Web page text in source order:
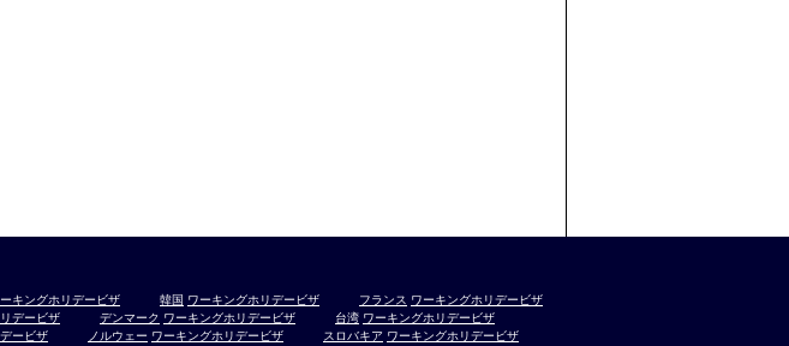
キングホリデービザ 韓国 ワーキングホリデービザ フランス ワーキングホリデービザ
デービザ デンマーク ワーキングホリデービザ 台湾 ワーキングホリデービザ
ービザ ノルウェー ワーキングホリデービザ スロバキア ワーキングホリデービザ